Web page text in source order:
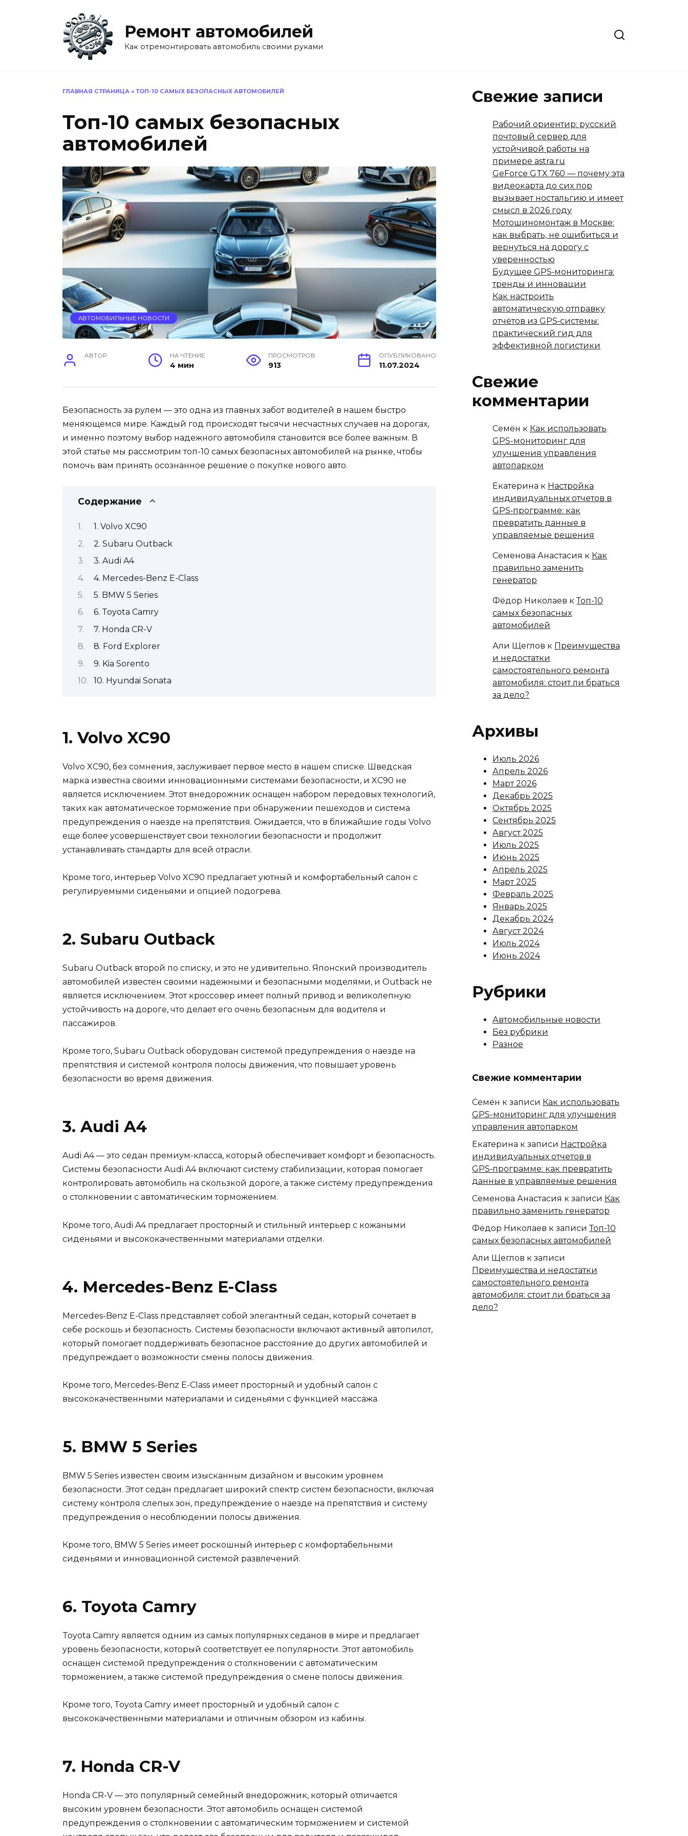
Ремонт автомобилей
Как отремонтировать автомобиль своими руками
ГЛАВНАЯ СТРАНИЦА » ТОП-10 САМЫХ БЕЗОПАСНЫХ АВТОМОБИЛЕЙ
Топ-10 самых безопасных
автомобилей
АВТОМОБИЛЬНЫЕ НОВОСТИ
АВТОР НА ЧТЕНИЕ
4 мин
ПРОСМОТРОВ
913
ОПУБЛИКОВАНО
11.07.2024
Безопасность за рулем — это одна из главных забот водителей в нашем быстро
меняющемся мире. Каждый год происходят тысячи несчастных случаев на дорогах,
и именно поэтому выбор надежного автомобиля становится все более важным. В
этой статье мы рассмотрим топ-10 самых безопасных автомобилей на рынке, чтобы
помочь вам принять осознанное решение о покупке нового авто.
Содержание
1. Volvo XC90
2. Subaru Outback
3. Audi A4
4. Mercedes-Benz E-Class
5. BMW 5 Series
6. Toyota Camry
7. Honda CR-V
8. Ford Explorer
9. Kia Sorento
10. Hyundai Sonata
1. Volvo XC90
Volvo XC90, без сомнения, заслуживает первое место в нашем списке. Шведская
марка известна своими инновационными системами безопасности, и XC90 не
является исключением. Этот внедорожник оснащен набором передовых технологий,
таких как автоматическое торможение при обнаружении пешеходов и система
предупреждения о наезде на препятствия. Ожидается, что в ближайшие годы Volvo
еще более усовершенствует свои технологии безопасности и продолжит
устанавливать стандарты для всей отрасли.
Кроме того, интерьер Volvo XC90 предлагает уютный и комфортабельный салон с
регулируемыми сиденьями и опцией подогрева.
2. Subaru Outback
Subaru Outback второй по списку, и это не удивительно. Японский производитель
автомобилей известен своими надежными и безопасными моделями, и Outback не
является исключением. Этот кроссовер имеет полный привод и великолепную
устойчивость на дороге, что делает его очень безопасным для водителя и
пассажиров.
Кроме того, Subaru Outback оборудован системой предупреждения о наезде на
препятствия и системой контроля полосы движения, что повышает уровень
безопасности во время движения.
3. Audi A4
Audi A4 — это седан премиум-класса, который обеспечивает комфорт и безопасность.
Системы безопасности Audi A4 включают систему стабилизации, которая помогает
контролировать автомобиль на скользкой дороге, а также систему предупреждения
о столкновении с автоматическим торможением.
Кроме того, Audi A4 предлагает просторный и стильный интерьер с кожаными
сиденьями и высококачественными материалами отделки.
4. Mercedes-Benz E-Class
Mercedes-Benz E-Class представляет собой элегантный седан, который сочетает в
себе роскошь и безопасность. Системы безопасности включают активный автопилот,
который помогает поддерживать безопасное расстояние до других автомобилей и
предупреждает о возможности смены полосы движения.
Кроме того, Mercedes-Benz E-Class имеет просторный и удобный салон с
высококачественными материалами и сиденьями с функцией массажа.
5. BMW 5 Series
BMW 5 Series известен своим изысканным дизайном и высоким уровнем
безопасности. Этот седан предлагает широкий спектр систем безопасности, включая
систему контроля слепых зон, предупреждение о наезде на препятствия и систему
предупреждения о несоблюдении полосы движения.
Кроме того, BMW 5 Series имеет роскошный интерьер с комфортабельными
сиденьями и инновационной системой развлечений.
6. Toyota Camry
Toyota Camry является одним из самых популярных седанов в мире и предлагает
уровень безопасности, который соответствует ее популярности. Этот автомобиль
оснащен системой предупреждения о столкновении с автоматическим
торможением, а также системой предупреждения о смене полосы движения.
Кроме того, Toyota Camry имеет просторный и удобный салон с
высококачественными материалами и отличным обзором из кабины.
7. Honda CR-V
Honda CR-V — это популярный семейный внедорожник, который отличается
высоким уровнем безопасности. Этот автомобиль оснащен системой
предупреждения о столкновении с автоматическим торможением и системой
Свежие записи
Рабочий ориентир: русский
почтовый сервер для
устойчивой работы на
примере astra.ru
GeForce GTX 760 — почему эта
видеокарта до сих пор
вызывает ностальгию и имеет
смысл в 2026 году
Мотошиномонтаж в Москве:
как выбрать, не ошибиться и
вернуться на дорогу с
уверенностью
Будущее GPS‑мониторинга:
тренды и инновации
Как настроить
автоматическую отправку
отчётов из GPS‑системы:
практический гид для
эффективной логистики
Свежие
комментарии
Семён к Как использовать
GPS-мониторинг для
улучшения управления
автопарком
Екатерина к Настройка
индивидуальных отчетов в
GPS‑программе: как
превратить данные в
управляемые решения
Семенова Анастасия к Как
правильно заменить
генератор
Фёдор Николаев кТоп-10
самых безопасных
автомобилей
Али Щеглов к Преимущества
и недостатки
самостоятельного ремонта
автомобиля: стоит ли браться
за дело?
Архивы
Июль 2026
Апрель 2026
Март 2026
Декабрь 2025
Октябрь 2025
Сентябрь 2025
Август 2025
Июль 2025
Июнь 2025
Апрель 2025
Март 2025
Февраль 2025
Январь 2025
Декабрь 2024
Август 2024
Июль 2024
Июнь 2024
Рубрики
Автомобильные новости
Без рубрики
Разное
Свежие комментарии
Семён к записи Как использовать
GPS-мониторинг для улучшения
управления автопарком
Екатерина к записи Настройка
индивидуальных отчетов в
GPS‑программе: как превратить
данные в управляемые решения
Семенова Анастасия к записи Как
правильно заменить генератор
Фёдор Николаев к записиТоп-10
самых безопасных автомобилей
Али Щеглов к записи
Преимущества и недостатки
самостоятельного ремонта
автомобиля: стоит ли браться за
дело?